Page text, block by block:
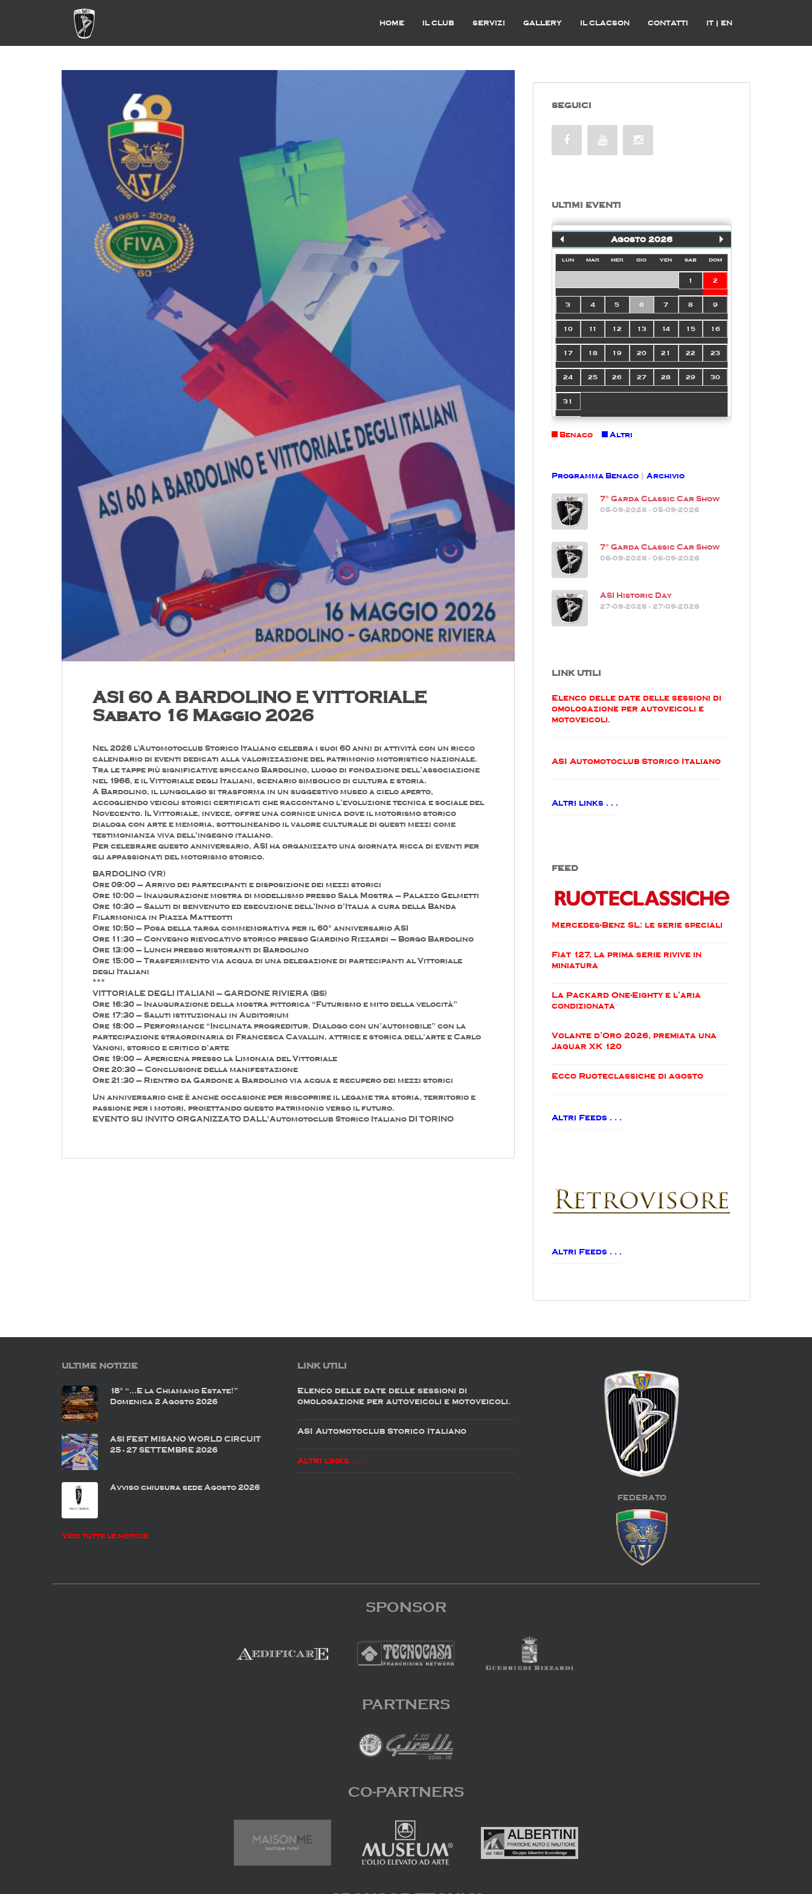
HOME IL CLUB SERVIZI GALLERY IL CLACSON CONTATTI IT | EN
ASI 60 A BARDOLINO E VITTORIALE
Sabato 16 Maggio 2026
Nel 2026 l’Automotoclub Storico Italiano celebra i suoi 60 anni di attività con un ricco
calendario di eventi dedicati alla valorizzazione del patrimonio motoristico nazionale.
Tra le tappe più significative spiccano Bardolino, luogo di fondazione dell’associazione
nel 1966, e il Vittoriale degli Italiani, scenario simbolico di cultura e storia.
A Bardolino, il lungolago si trasforma in un suggestivo museo a cielo aperto,
accogliendo veicoli storici certificati che raccontano l’evoluzione tecnica e sociale del
Novecento. Il Vittoriale, invece, offre una cornice unica dove il motorismo storico
dialoga con arte e memoria, sottolineando il valore culturale di questi mezzi come
testimonianza viva dell’ingegno italiano.
Per celebrare questo anniversario, ASI ha organizzato una giornata ricca di eventi per
gli appassionati del motorismo storico.
BARDOLINO (VR)
Ore 09:00 – Arrivo dei partecipanti e disposizione dei mezzi storici
Ore 10:00 – Inaugurazione mostra di modellismo presso Sala Mostra – Palazzo Gelmetti
Ore 10:30 – Saluti di benvenuto ed esecuzione dell’Inno d’Italia a cura della Banda
Filarmonica in Piazza Matteotti
Ore 10:50 – Posa della targa commemorativa per il 60° anniversario ASI
Ore 11:30 – Convegno rievocativo storico presso Giardino Rizzardi – Borgo Bardolino
Ore 13:00 – Lunch presso ristoranti di Bardolino
Ore 15:00 – Trasferimento via acqua di una delegazione di partecipanti al Vittoriale
degli Italiani
***
VITTORIALE DEGLI ITALIANI – GARDONE RIVIERA (BS)
Ore 16:30 – Inaugurazione della mostra pittorica “Futurismo e mito della velocità”
Ore 17:30 – Saluti istituzionali in Auditorium
Ore 18:00 – Performance “Inclinata progreditur. Dialogo con un’automobile” con la
partecipazione straordinaria di Francesca Cavallin, attrice e storica dell’arte e Carlo
Vanoni, storico e critico d’arte
Ore 19:00 – Apericena presso la Limonaia del Vittoriale
Ore 20:30 – Conclusione della manifestazione
Ore 21:30 – Rientro da Gardone a Bardolino via acqua e recupero dei mezzi storici
Un anniversario che è anche occasione per riscoprire il legame tra storia, territorio e
passione per i motori, proiettando questo patrimonio verso il futuro.
EVENTO SU INVITO ORGANIZZATO DALL'Automotoclub Storico Italiano DI TORINO
SEGUICI
ULTIMI EVENTI
Agosto 2026
lun mar mer gio ven sab dom
1 2
3 4 5 6 7 8 9
10 11 12 13 14 15 16
17 18 19 20 21 22 23
24 25 26 27 28 29 30
31
Benaco Altri
Programma Benaco | Archivio
7° Garda Classic Car Show
05-09-2026 - 05-09-2026
7° Garda Classic Car Show
06-09-2026 - 06-09-2026
ASI Historic Day
27-09-2026 - 27-09-2026
LINK UTILI
Elenco delle date delle sessioni di
omologazione per autoveicoli e
motoveicoli.
ASI Automotoclub Storico Italiano
Altri links . . .
FEED
Mercedes-Benz SL: le serie speciali
Fiat 127, la prima serie rivive in
miniatura
La Packard One-Eighty e l’aria
condizionata
Volante d’Oro 2026, premiata una
Jaguar XK 120
Ecco Ruoteclassiche di agosto
Altri Feeds . . .
Altri Feeds . . .
ULTIME NOTIZIE
18° “…E la Chiamano Estate!”
Domenica 2 Agosto 2026
ASI FEST MISANO WORLD CIRCUIT
25 - 27 SETTEMBRE 2026
Avviso chiusura sede Agosto 2026
Vedi tutte le notizie
LINK UTILI
Elenco delle date delle sessioni di
omologazione per autoveicoli e motoveicoli.
ASI Automotoclub Storico Italiano
Altri links . . .
FEDERATO
SPONSOR
PARTNERS
CO-PARTNERS